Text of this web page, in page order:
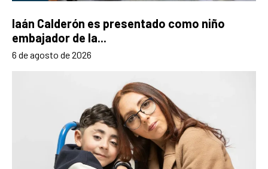
Iaán Calderón es presentado como niño
embajador de la...
6 de agosto de 2026